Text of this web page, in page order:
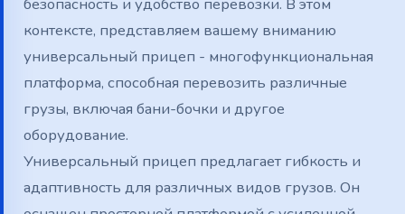
контексте, представляем вашему вниманию
универсальный прицеп - многофункциональная
платформа, способная перевозить различные
грузы, включая бани-бочки и другое
оборудование.
Универсальный прицеп предлагает гибкость и
адаптивность для различных видов грузов. Он